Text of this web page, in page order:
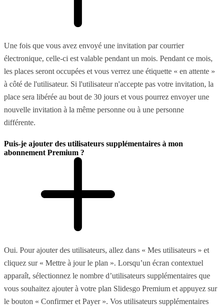
Une fois que vous avez envoyé une invitation par courrier
électronique, celle-ci est valable pendant un mois. Pendant ce mois,
les places seront occupées et vous verrez une étiquette « en attente »
à côté de l'utilisateur. Si l'utilisateur n'accepte pas votre invitation, la
place sera libérée au bout de 30 jours et vous pourrez envoyer une
nouvelle invitation à la même personne ou à une personne
différente.
Puis-je ajouter des utilisateurs supplémentaires à mon
abonnement Premium ?
Oui. Pour ajouter des utilisateurs, allez dans « Mes utilisateurs » et
cliquez sur « Mettre à jour le plan ». Lorsqu’un écran contextuel
apparaît, sélectionnez le nombre d’utilisateurs supplémentaires que
vous souhaitez ajouter à votre plan Slidesgo Premium et appuyez sur
le bouton « Confirmer et Payer ». Vos utilisateurs supplémentaires